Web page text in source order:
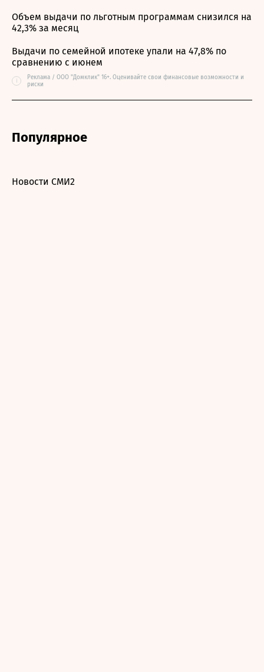
Объем выдачи по льготным программам снизился на
42,3% за месяц
Выдачи по семейной ипотеке упали на 47,8% по
сравнению с июнем
i
Реклама / ООО "Домклик" 16+. Оценивайте свои финансовые возможности и
риски
Популярное
Новости СМИ2